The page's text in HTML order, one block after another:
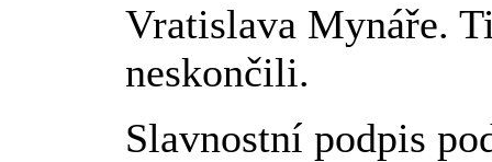
Vratislava Mynáře.
neskončili.
Slavnostní podpis